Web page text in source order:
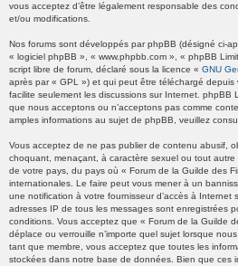
vous acceptez d’être légalement responsable des
et/ou modifications.
Nos forums sont développés par phpBB (désigné ci-
« logiciel phpBB », « www.phpbb.com », « phpBB
script libre de forum, déclaré sous la licence « GNU
après par « GPL ») et qui peut être téléchargé depuis
facilite seulement les discussions sur Internet. phpBB
que nous acceptons ou n’acceptons pas comme
amples informations au sujet de phpBB, veuillez
Vous acceptez de ne pas publier de contenu abusif,
choquant, menaçant, à caractère sexuel ou tout
de votre pays, du pays où « Forum de la Guilde des
internationales. Le faire peut vous mener à un
une notification à votre fournisseur d’accès à Internet
adresses IP de tous les messages sont enregistrées
conditions. Vous acceptez que « Forum de la Guilde
déplace ou verrouille n’importe quel sujet lorsque
tant que membre, vous acceptez que toutes les
stockées dans notre base de données. Bien que ces